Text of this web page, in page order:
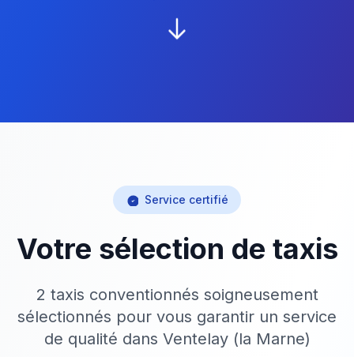
Service certifié
Votre sélection de taxis
2 taxis conventionnés soigneusement
sélectionnés pour vous garantir un service
de qualité dans Ventelay (la Marne)